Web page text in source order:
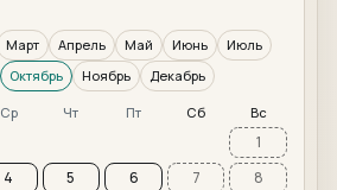
Март Апрель Май Июнь
Июль
Октябрь Ноябрь Декабрь
Ср Чт Пт Сб Вс
1
4 5 6 7
8